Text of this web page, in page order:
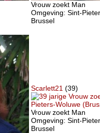
Vrouw zoekt Man
Omgeving: Sint-
Brussel
Scarlett21 (39)
Vrouw zoekt Man
Omgeving: Sint-
Brussel